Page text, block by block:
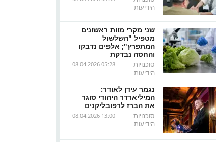
הידיעות
שני מקרי מוות ראשונים
מטפיל "השלשול
המתפרץ"; אלפים נדבקו
והחסה נבדקת
08.04.2026 05:28
סוכנויות
הידיעות
נגמר עידן לאודר:
המיליארדר היהודי סוגר
את הברז לרפובליקנים
08.04.2026 13:00
סוכנויות
הידיעות